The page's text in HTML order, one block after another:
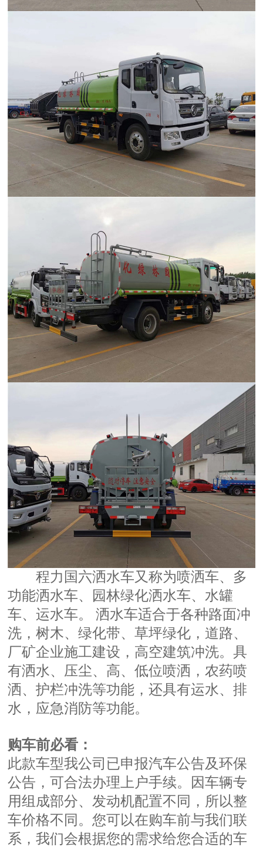
程力国六洒水车又称为喷洒车、多
功能洒水车、园林绿化洒水车、水罐
车、运水车。 洒水车适合于各种路面冲
洗，树木、绿化带、草坪绿化，道路、
厂矿企业施工建设，高空建筑冲洗。具
有洒水、压尘、高、低位喷洒，农药喷
洒、护栏冲洗等功能，还具有运水、排
水，应急消防等功能。
购车前必看：
此款车型我公司已申报汽车公告及环保
公告，可合法办理上户手续。因车辆专
用组成部分、发动机配置不同，所以整
车价格不同。您可以在购车前与我们联
系，我们会根据您的需求给您合适的车